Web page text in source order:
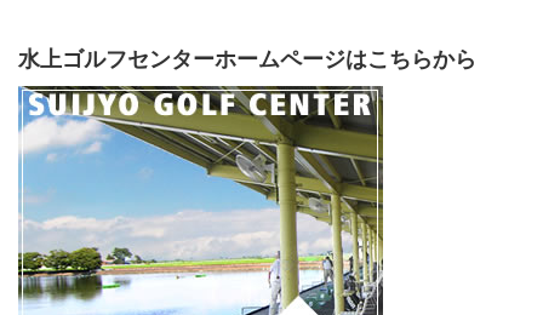
水上ゴルフセンターホームページはこちらから